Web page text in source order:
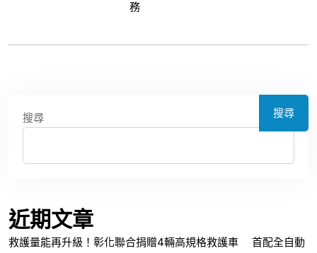
搜尋 搜尋
近期文章
救護量能再升級！彰化聯合捐贈4輛高規格救護車 首配全自動